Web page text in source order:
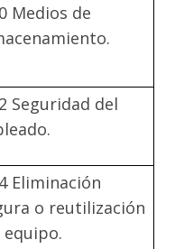
Medios de
Seguridad del
Eliminación
o reutilización
equipo.